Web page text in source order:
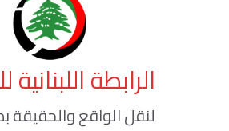
الرابطة اللبنانية
لنقل الواقع والحقيقة